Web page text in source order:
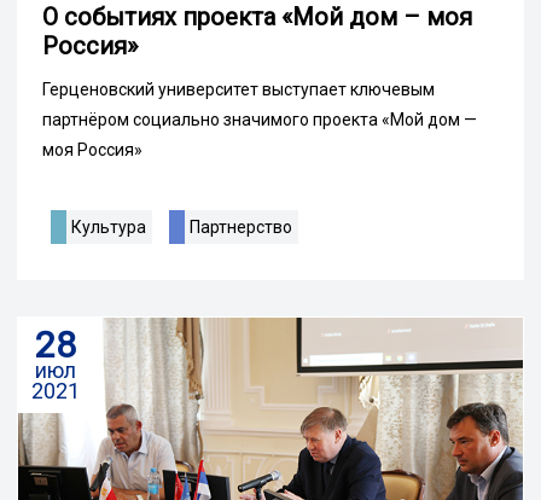
О событиях проекта «Мой дом – моя
Россия»
Герценовский университет выступает ключевым
партнёром социально значимого проекта «Мой дом —
моя Россия»
Культура Партнерство
28
июл
2021